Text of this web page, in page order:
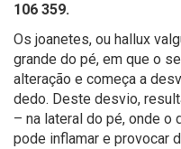
106 359.
Os joanetes, ou hallux
grande do pé, em que o
alteração e começa a
dedo. Deste desvio,
– na lateral do pé, onde o
pode inflamar e provocar